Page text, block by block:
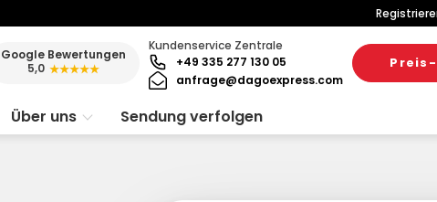
Google Bewertungen
5,0 ★★★★★
Kundenservice Zentrale
+49 335 277 130 05
anfrage@dagoexpress.com
Über uns Sendung verfolgen